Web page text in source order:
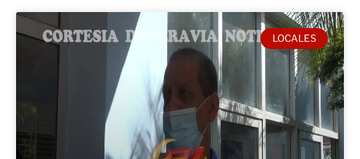
LOCALES